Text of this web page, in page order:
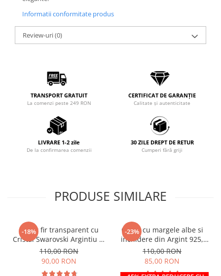
Informatii conformitate produs
Review-uri(0)
TRANSPORT GRATUIT
La comenzi peste 249 RON
CERTIFICAT DE GARANȚIE
Calitate și autenticitate
LIVRARE 1-2 zile
De la confirmarea comenzii
30 ZILE DREPT DE RETUR
Cumperi fără griji
PRODUSE SIMILARE
-18%
Colier fir transparent cu
Cristal Swarovski Argintiu in
Caseta din Argint 925
110,00 RON
90,00 RON
-23%
Colier cu margele albe si
inchidere din Argint 925,
reglabil 38-41 cm
110,00 RON
85,00 RON